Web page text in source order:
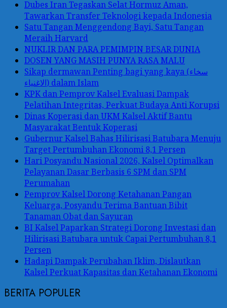
Dubes Iran Tegaskan Selat Hormuz Aman,
Tawarkan Transfer Teknologi kepada Indonesia
Satu Tangan Menggendong Bayi, Satu Tangan
Meraih Harvard
NUKLIR DAN PARA PEMIMPIN BESAR DUNIA
DOSEN YANG MASIH PUNYA RASA MALU
Sikap dermawan Penting bagi yang kaya (سخاء
الاغنياء) dalam Islam
KPK dan Pemprov Kalsel Evaluasi Dampak
Pelatihan Integritas, Perkuat Budaya Anti Korupsi
Dinas Koperasi dan UKM Kalsel Aktif Bantu
Masyarakat Bentuk Koperasi
Gubernur Kalsel Bahas Hilirisasi Batubara Menuju
Target Pertumbuhan Ekonomi 8,1 Persen
Hari Posyandu Nasional 2026, Kalsel Optimalkan
Pelayanan Dasar Berbasis 6 SPM dan SPM
Perumahan
Pemprov Kalsel Dorong Ketahanan Pangan
Keluarga, Posyandu Terima Bantuan Bibit
Tanaman Obat dan Sayuran
BI Kalsel Paparkan Strategi Dorong Investasi dan
Hilirisasi Batubara untuk Capai Pertumbuhan 8,1
Persen
Hadapi Dampak Perubahan Iklim, Dislautkan
Kalsel Perkuat Kapasitas dan Ketahanan Ekonomi
BERITA POPULER